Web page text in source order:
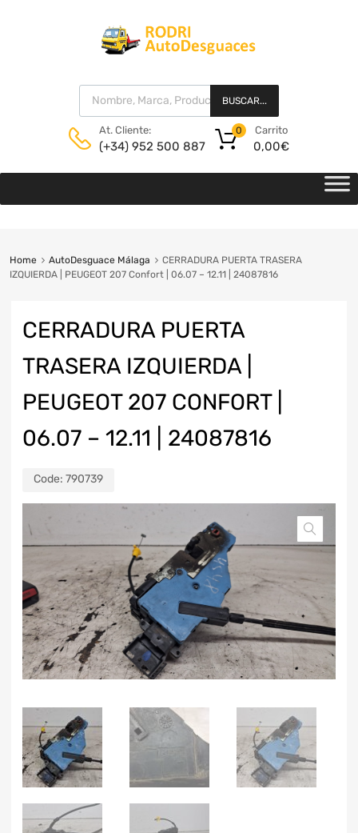
BUSCAR...
At. Cliente:
(+34) 952 500 887
Carrito
0,00€
0
Home AutoDesguace Málaga
CERRADURA PUERTA TRASERA
IZQUIERDA | PEUGEOT 207 Confort | 06.07 – 12.11 | 24087816
CERRADURA PUERTA
TRASERA IZQUIERDA |
PEUGEOT 207 CONFORT |
06.07 – 12.11 | 24087816
Code: 790739